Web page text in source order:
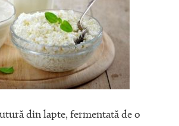
din lapte, fermentată de o